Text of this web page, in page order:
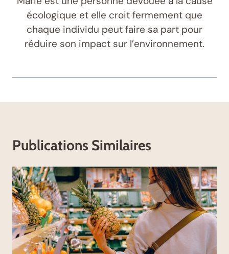
écologique et elle croit fermement que
chaque individu peut faire sa part pour
réduire son impact sur l’environnement.
Publications Similaires